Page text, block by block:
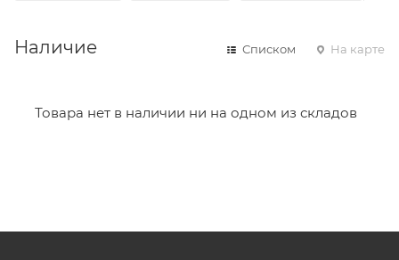
Наличие Списком На карте
Товара нет в наличии ни на одном из складов